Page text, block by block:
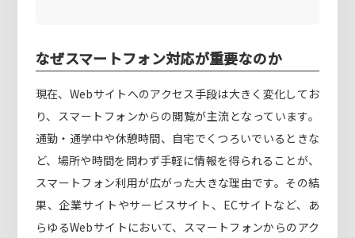
なぜスマートフォン対応が重要なのか
現在、Webサイトへのアクセス手段は大きく変化してお
り、スマートフォンからの閲覧が主流となっています。
通勤・通学中や休憩時間、自宅でくつろいでいるときな
ど、場所や時間を問わず手軽に情報を得られることが、
スマートフォン利用が広がった大きな理由です。その結
果、企業サイトやサービスサイト、ECサイトなど、あ
らゆるWebサイトにおいて、スマートフォンからのアク